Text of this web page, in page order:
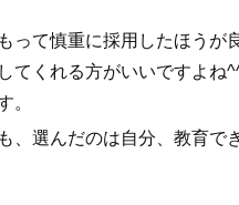
て慎重に採用したほうが
てくれる方がいいですよね
。
、選んだのは自分、教育で